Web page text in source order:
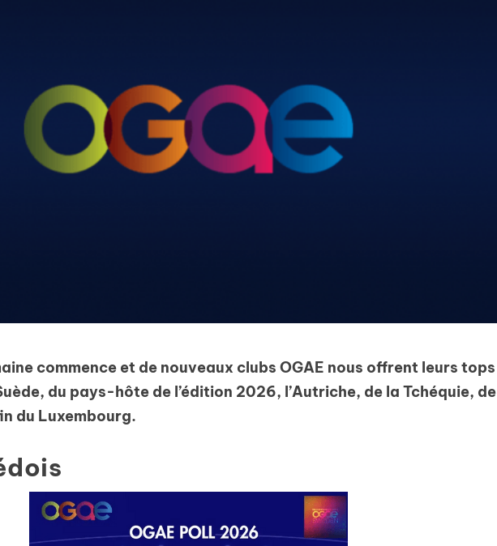
commence et de nouveaux clubs OGAE nous offrent leurs tops
du pays-hôte de l’édition 2026, l’Autriche, de la Tchéquie, de
du Luxembourg.